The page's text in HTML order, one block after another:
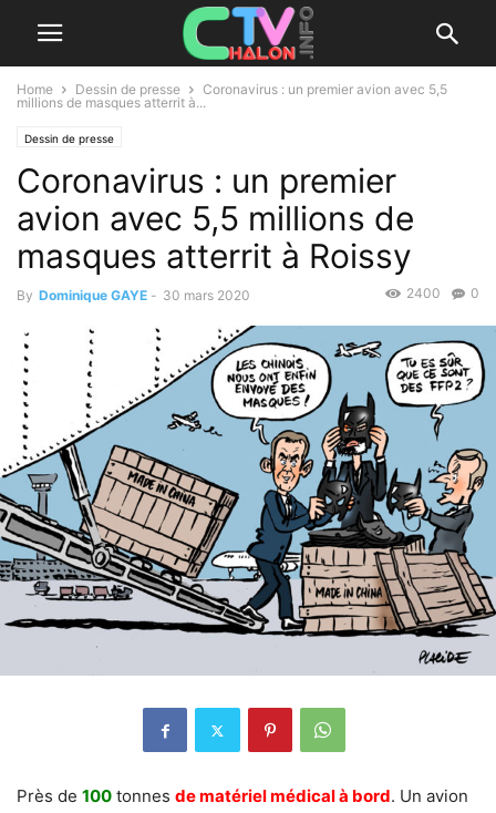
Home Dessin de presse
Coronavirus : un premier avion avec 5,5
millions de masques atterrit à...
Dessin de presse
Coronavirus : un premier
avion avec 5,5 millions de
masques atterrit à Roissy
By Dominique GAYE - 30 mars 2020 0
2400
Près de 100 tonnes de matériel médical à bord. Un avion